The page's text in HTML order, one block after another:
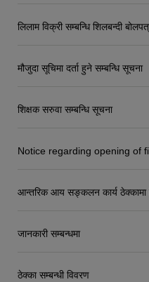
लिलाम विक्री सम्बन्धि शिलबन्दी
मौजुदा सूचिमा दर्ता हुने सम्बन्धि सूचना
शिक्षक सरुवा सम्बन्धि सूचना
Notice regarding opening of
आन्तरिक आय सङ्कलन कार्य ठेक्कामा
जानकारी सम्बन्धमा
ठेक्का सम्बन्धी विवरण